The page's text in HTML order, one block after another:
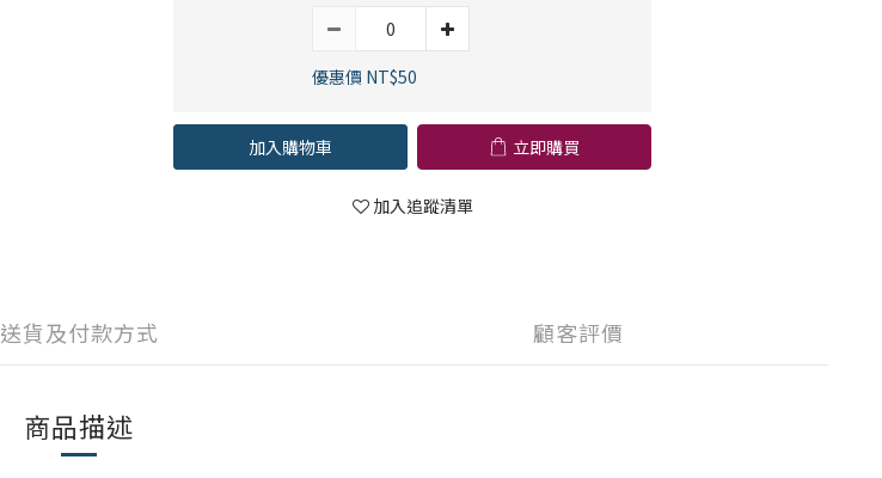
優惠價 NT$50
加入購物車 立即購買
加入追蹤清單
送貨及付款方式 顧客評價
商品描述